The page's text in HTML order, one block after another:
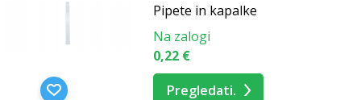
Pipete in kapalke
Na zalogi
0,22 €
Pregledati.